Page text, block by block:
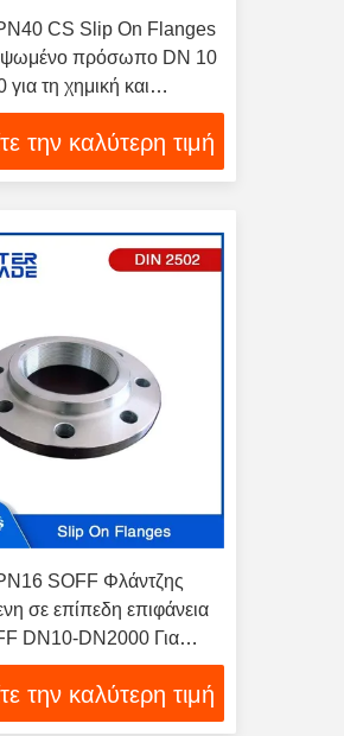
CS Slip On Flanges
πρόσωπο DN 10
τη χημική και
βιομηχανία
την καλύτερη τιμή
SOFF Φλάντζης
σε επίπεδη επιφάνεια
DN10-DN2000 Για
λυμάτων
την καλύτερη τιμή